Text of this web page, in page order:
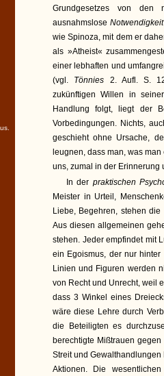
Grundgesetzes von den
ausnahmslose
wie Spinoza, mit dem er
als »Atheist«
einer lebhaften und
(vgl. Tönnies 2. Aufl. S.
zukünftigen Willen in
Handlung folgt, liegt der
Vorbedingungen. Nichts,
geschieht ohne Ursache,
leugnen, dass man, was
uns, zumal in der
In der praktischen
Meister in Urteil,
Liebe, Begehren, stehen
Aus diesen allgemeinen
stehen. Jeder empfindet mit
ein Egoismus, der nur
Linien und Figuren werden
von Recht und Unrecht, weil
dass 3 Winkel eines
wäre diese Lehre durch
die Beteiligten es
berechtigte Mißtrauen
Streit und
Aktionen. Die